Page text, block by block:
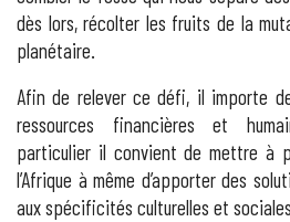
dès lors, récolter les fruits de la
planétaire.
Afin de relever ce défi, il importe
ressources financières et
particulier il convient de mettre à
l’Afrique à même d’apporter des
aux spécificités culturelles et